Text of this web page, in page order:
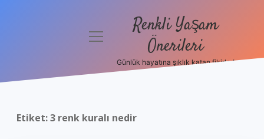
Politikası
menüyü
Renkli Yaşam
Önerileri
Günlük hayatına şıklık katan fikirler!
Etiket:3 renk kuralı nedir